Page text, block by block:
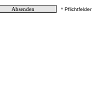
* Pflichtfelder